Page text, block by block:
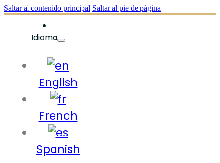
Saltar al contenido principal Saltar al pie de página
Idioma
English
French
Spanish